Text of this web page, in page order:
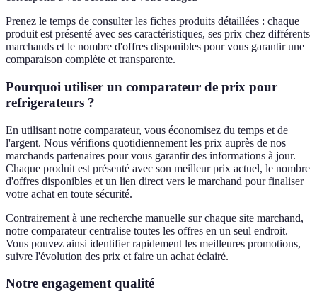
Prenez le temps de consulter les fiches produits détaillées : chaque
produit est présenté avec ses caractéristiques, ses prix chez différents
marchands et le nombre d'offres disponibles pour vous garantir une
comparaison complète et transparente.
Pourquoi utiliser un comparateur de prix pour
refrigerateurs ?
En utilisant notre comparateur, vous économisez du temps et de
l'argent. Nous vérifions quotidiennement les prix auprès de nos
marchands partenaires pour vous garantir des informations à jour.
Chaque produit est présenté avec son meilleur prix actuel, le nombre
d'offres disponibles et un lien direct vers le marchand pour finaliser
votre achat en toute sécurité.
Contrairement à une recherche manuelle sur chaque site marchand,
notre comparateur centralise toutes les offres en un seul endroit.
Vous pouvez ainsi identifier rapidement les meilleures promotions,
suivre l'évolution des prix et faire un achat éclairé.
Notre engagement qualité